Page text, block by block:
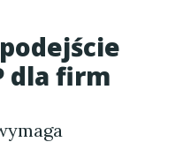
dla firm